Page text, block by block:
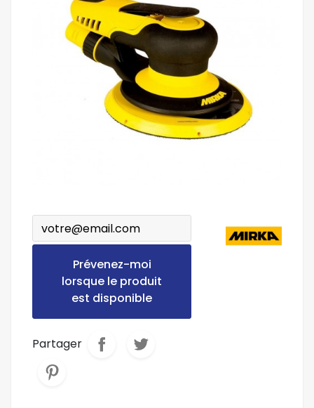
Prévenez-moi
lorsque le produit
est disponible
Partager